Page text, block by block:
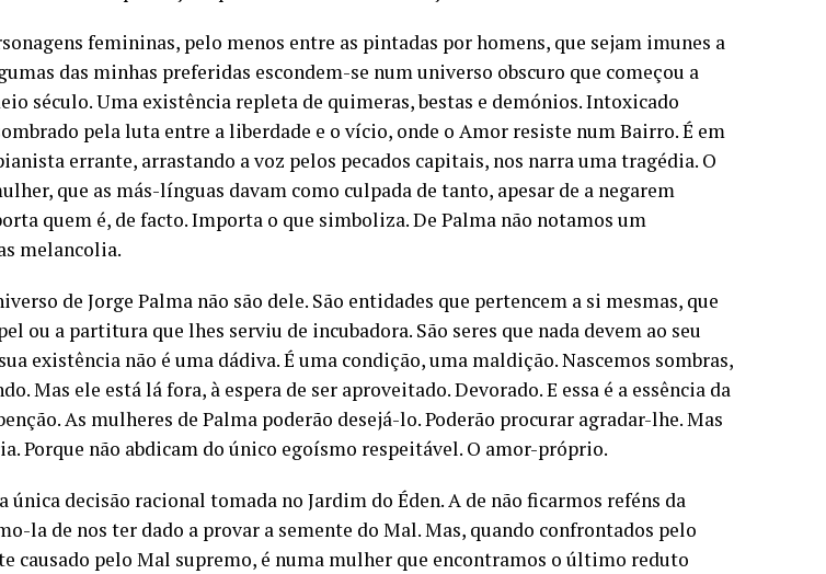
femininas, pelo menos entre as pintadas por homens, que sejam imunes a
das minhas preferidas escondem-se num universo obscuro que começou a
século. Uma existência repleta de quimeras, bestas e demónios. Intoxicado
pela luta entre a liberdade e o vício, onde o Amor resiste num Bairro. É em
errante, arrastando a voz pelos pecados capitais, nos narra uma tragédia. O
que as más-línguas davam como culpada de tanto, apesar de a negarem
quem é, de facto. Importa o que simboliza. De Palma não notamos um
melancolia.
de Jorge Palma não são dele. São entidades que pertencem a si mesmas, que
ou a partitura que lhes serviu de incubadora. São seres que nada devem ao seu
existência não é uma dádiva. É uma condição, uma maldição. Nascemos sombras,
Mas ele está lá fora, à espera de ser aproveitado. Devorado. E essa é a essência da
As mulheres de Palma poderão desejá-lo. Poderão procurar agradar-lhe. Mas
Porque não abdicam do único egoísmo respeitável. O amor-próprio.
única decisão racional tomada no Jardim do Éden. A de não ficarmos reféns da
la de nos ter dado a provar a semente do Mal. Mas, quando confrontados pelo
causado pelo Mal supremo, é numa mulher que encontramos o último reduto